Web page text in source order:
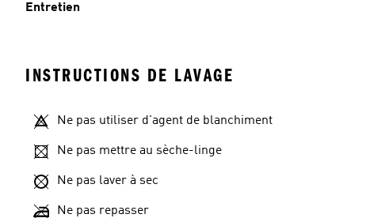
Entretien
INSTRUCTIONS DE LAVAGE
Ne pas utiliser d'agent de blanchiment
Ne pas mettre au sèche-linge
Ne pas laver à sec
Ne pas repasser